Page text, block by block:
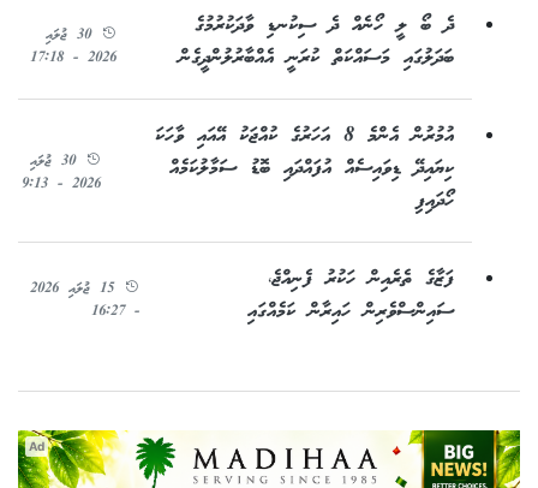
ދެ ބޯ ލީ ހޯނެއް ދެ ސިކުނޑި ވާދަކުރުމުގެ
ބަދަލުގައި މަސައްކަތް ކުރަނީ އެއްބާރުލުންދީގެން
30 ޖުލައި
2026 - 17:18
އުމުރުން އެންމެ 8 އަހަރުގެ ކުއްޖަކު އޭއައި ވާހަކަ
ކިޔައިދޭ ޑިވައިސެއް އުފައްދައި ބޮޑު ސަމާލުކަމެއް
ހޯދައިފި
30 ޖުލައި
2026 - 9:13
ފަޒާގެ ތެރެއިން ހަކުރު ފެނިއްޖެ،
ސައިންސްވެރިން ހައިރާން ކަމެއްގައި
15 ޖުލައި 2026
- 16:27
Ad